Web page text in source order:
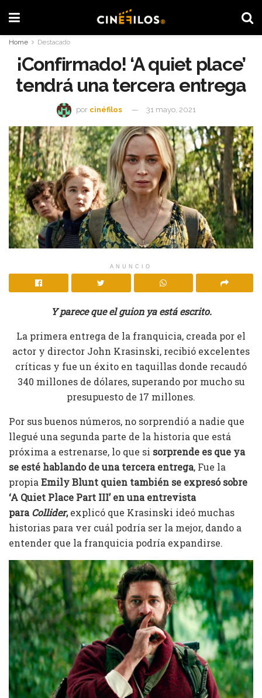
Home Destacado
¡Confirmado! ‘A quiet place’
tendrá una tercera entrega
por cinéfilos 31 mayo, 2021
ANUNCIO
Y parece que el guion ya está escrito.
La primera entrega de la franquicia, creada por el
actor y director John Krasinski, recibió excelentes
críticas y fue un éxito en taquillas donde recaudó
340 millones de dólares, superando por mucho su
presupuesto de 17 millones.
Por sus buenos números, no sorprendió a nadie que
llegué una segunda parte de la historia que está
próxima a estrenarse, lo que si sorprende es que ya
se esté hablando de una tercera entrega, Fue la
propiaEmily Blunt quien también se expresó sobre
‘A Quiet Place Part III’ en una entrevista
paraCollider,explicó que Krasinski ideó muchas
historias para ver cuál podría ser la mejor, dando a
entender que la franquicia podría expandirse.